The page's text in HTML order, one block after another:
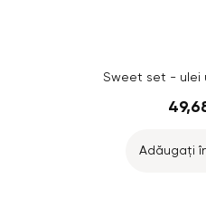
Sweet set - ulei
Adăugați